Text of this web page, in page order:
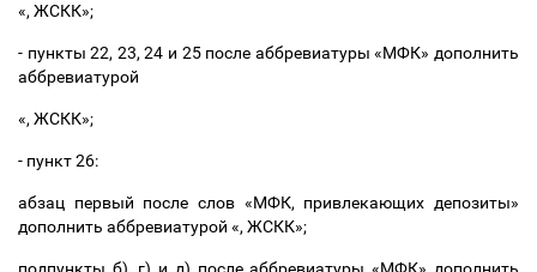
«, ЖСКК»;
- пункты 22, 23, 24 и 25 после аббревиатуры «МФК» дополнить
аббревиатурой
«, ЖСКК»;
- пункт 26:
абзац первый после слов «МФК, привлекающих депозиты»
дополнить аббревиатурой «, ЖСКК»;